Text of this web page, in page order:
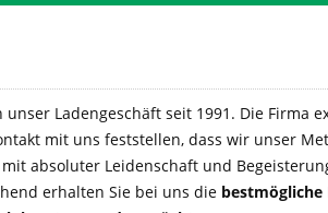
Ladengeschäft seit 1991. Die Firma
mit uns feststellen, dass wir unser
absoluter Leidenschaft und
erhalten Sie bei uns die bestmögliche